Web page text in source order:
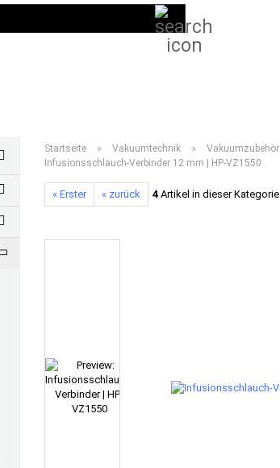
Startseite » Vakuumtechnik » Vakuumzubehör
Infusionsschlauch-Verbinder 12 mm | HP-VZ1550
« Erster « zurück 4Artikel in dieser Kategorie